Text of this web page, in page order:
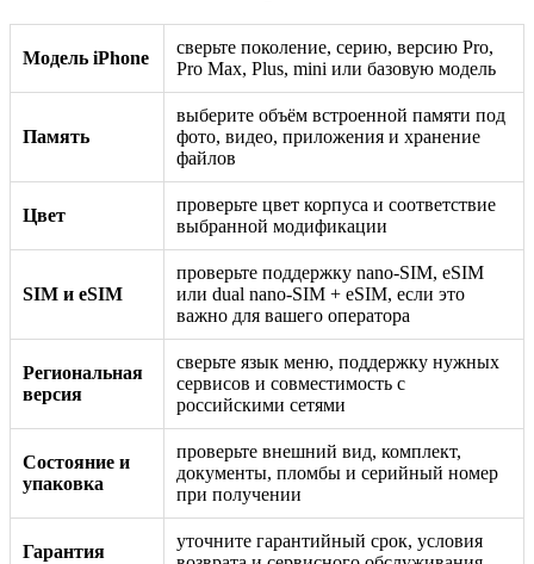
Модель iPhone
сверьте поколение, серию, версию Pro,
Pro Max, Plus, mini или базовую модель
Память
выберите объём встроенной памяти под
фото, видео, приложения и хранение
файлов
Цвет
проверьте цвет корпуса и соответствие
выбранной модификации
SIM и eSIM
проверьте поддержку nano-SIM, eSIM
или dual nano-SIM + eSIM, если это
важно для вашего оператора
Региональная
версия
сверьте язык меню, поддержку нужных
сервисов и совместимость с
российскими сетями
Состояние и
упаковка
проверьте внешний вид, комплект,
документы, пломбы и серийный номер
при получении
Гарантия
уточните гарантийный срок, условия